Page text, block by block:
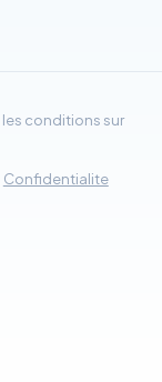
conditions sur
Confidentialite